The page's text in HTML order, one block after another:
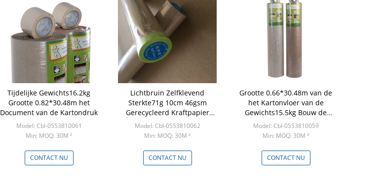
Tijdelijke Gewichts16.2kg
Grootte 0.82*30.48m het
Document van de Kartondruk
Model: Cbl-0553810061
Min: MOQ: 30M ²
CONTACT NU
Lichtbruin Zelfklevend
Sterkte71g 10cm 46gsm
Gerecycleerd Kraftpapier
Document Broodje
Model: Cbl-0553810062
Min: MOQ: 30M ²
CONTACT NU
Grootte 0.66*30.48m van de
het Kartonvloer van de
Gewichts15.5kg Bouw de
Beschermingsbroodje
Model: Cbl-0553810059
Min: MOQ: 30M ²
CONTACT NU